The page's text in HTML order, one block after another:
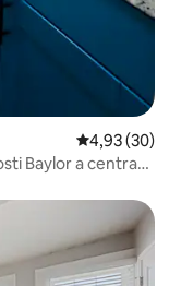
Priemerné
4,93 (30)
Baylor a centra